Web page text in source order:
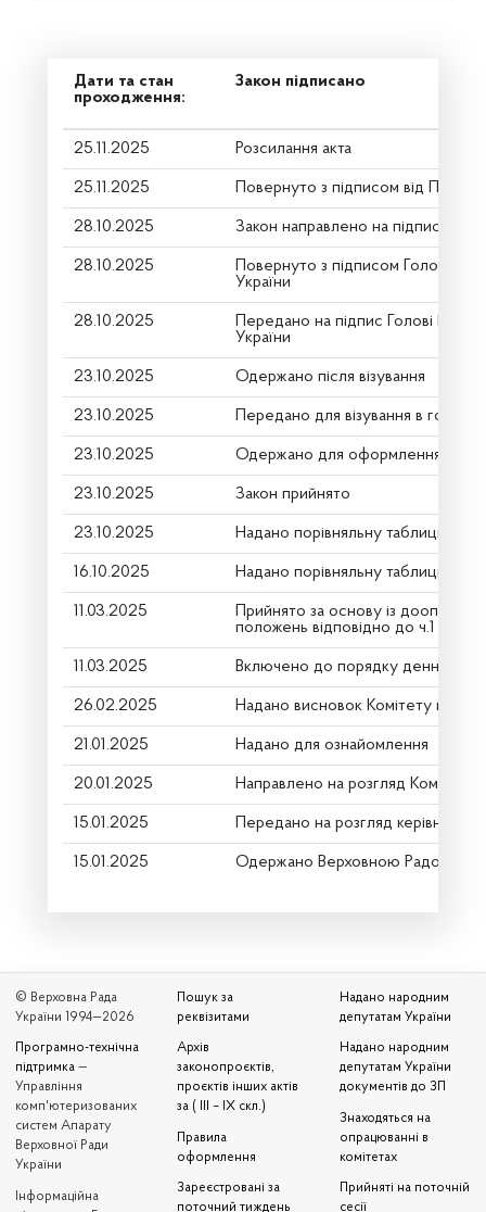
Дати та стан
проходження:
Закон підписано
25.11.2025 Розсилання акта
25.11.2025 Повернуто з підписом від
28.10.2025 Закон направлено на підпис
28.10.2025
Повернуто з підписом Голови
України
28.10.2025
Передано на підпис Голові
України
23.10.2025 Одержано після візування
23.10.2025 Передано для візування в
23.10.2025 Одержано для оформлення
23.10.2025 Закон прийнято
23.10.2025 Надано порівняльну таблицю
16.10.2025 Надано порівняльну таблицю
11.03.2025
Прийнято за основу із
положень відповідно до ч.1 ст.116
11.03.2025 Включено до порядку денного
26.02.2025 Надано висновок Комітету про
21.01.2025 Надано для ознайомлення
20.01.2025 Направлено на розгляд Комітету
15.01.2025 Передано на розгляд керівництву
15.01.2025 Одержано Верховною Радою
© Верховна Рада
України 1994—2026
Програмно-технічна
підтримка —
Управління
комп'ютеризованих
систем Апарату
Верховної Ради
України
Iнформаційна
Пошук за
реквізитами
Архів
законопроєктів,
проєктів інших актів
за ( III – IX скл.)
Правила
оформлення
Зареєстровані за
поточний тиждень
Надано народним
депутатам України
Надано народним
депутатам України
документів до ЗП
Знаходяться на
опрацюванні в
комітетах
Прийняті на поточній
сесії